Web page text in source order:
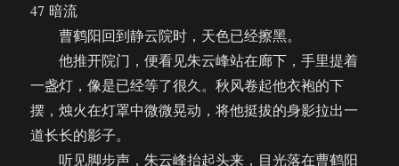
47 暗流
曹鹤阳回到静云院时，天色已经擦黑。
他推开院门，便看见朱云峰站在廊下，手里提着
一盏灯，像是已经等了很久。秋风卷起他衣袍的下
摆，烛火在灯罩中微微晃动，将他挺拔的身影拉出一
道长长的影子。
听见脚步声，朱云峰抬起头来，目光落在曹鹤阳